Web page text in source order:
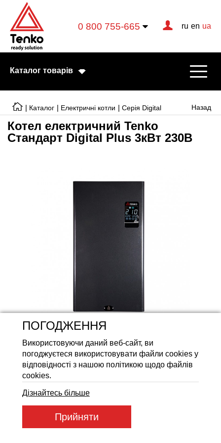
0 800 755-665 ru en ua
Каталог товарів
Електричні котли
Тепловентилятори
Готові рішення
Назад
| Каталог | Електричні котли | Серія Digital
Котел електричний Tenko
Cтандарт Digital Plus 3кВт 230В
SDКЕ+3_230
96885
ПОГОДЖЕННЯ
Використовуючи даний веб-сайт, ви
погоджуєтеся використовувати файли cookies у
відповідності з нашою політикою щодо файлів
cookies.
Дізнайтесь більше
Прийняти